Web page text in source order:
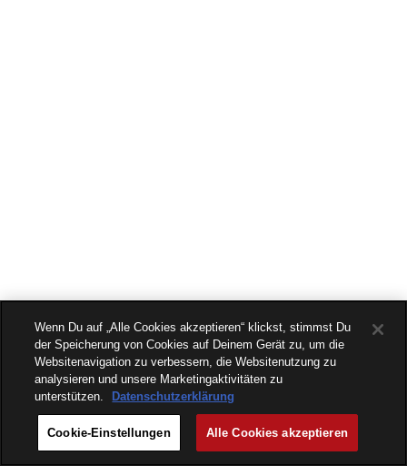
Wenn Du auf „Alle Cookies akzeptieren“ klickst, stimmst Du
der Speicherung von Cookies auf Deinem Gerät zu, um die
Websitenavigation zu verbessern, die Websitenutzung zu
analysieren und unsere Marketingaktivitäten zu
unterstützen.
Datenschutzerklärung
Cookie-Einstellungen Alle Cookies akzeptieren